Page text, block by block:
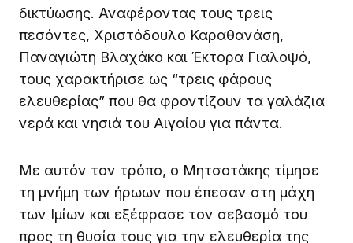
δικτύωσης. Αναφέροντας τους τρεις
πεσόντες, Χριστόδουλο Καραθανάση,
Παναγιώτη Βλαχάκο και Έκτορα Γιαλοψό,
τους χαρακτήρισε ως “τρεις φάρους
ελευθερίας” που θα φροντίζουν τα γαλάζια
νερά και νησιά του Αιγαίου για πάντα.
Με αυτόν τον τρόπο, ο Μητσοτάκης τίμησε
τη μνήμη των ήρωων που έπεσαν στη μάχη
των Ιμίων και εξέφρασε τον σεβασμό του
προς τη θυσία τους για την ελευθερία της